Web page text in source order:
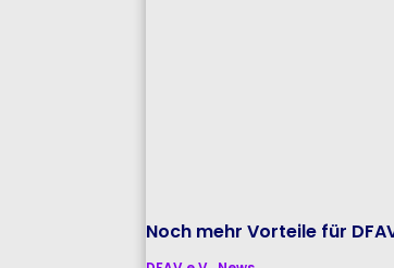
Noch mehr Vorteile für